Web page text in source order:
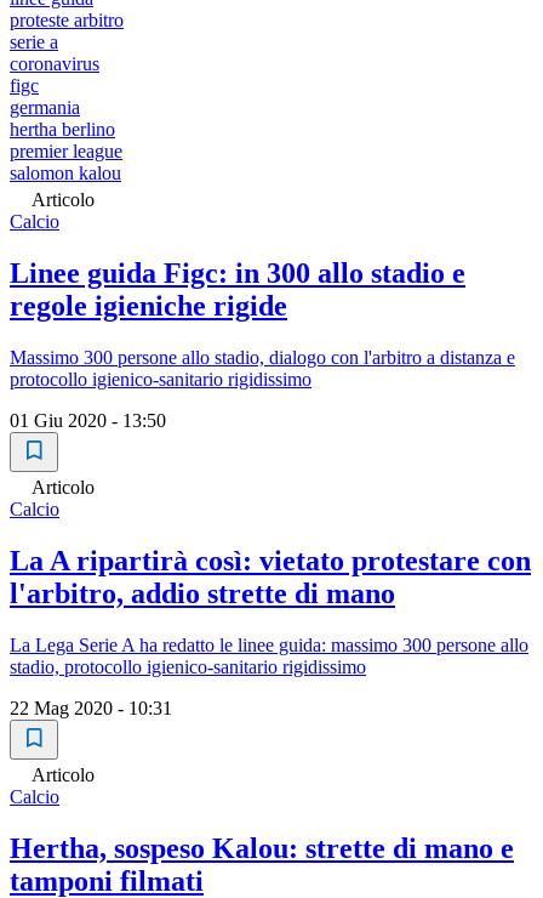
proteste arbitro
serie a
coronavirus
figc
germania
hertha berlino
premier league
salomon kalou
Articolo
Calcio
Linee guida Figc: in 300 allo stadio e
regole igieniche rigide
Massimo 300 persone allo stadio, dialogo con l'arbitro a distanza e
protocollo igienico-sanitario rigidissimo
01 Giu 2020 - 13:50
Articolo
Calcio
La A ripartirà così: vietato protestare con
l'arbitro, addio strette di mano
La Lega Serie A ha redatto le linee guida: massimo 300 persone allo
stadio, protocollo igienico-sanitario rigidissimo
22 Mag 2020 - 10:31
Articolo
Calcio
Hertha, sospeso Kalou: strette di mano e
tamponi filmati